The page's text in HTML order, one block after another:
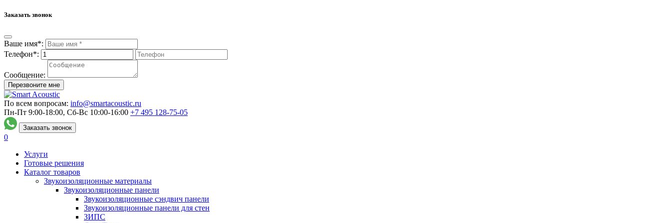
Заказать звонок
Ваше имя*:
Телефон*:
Сообщение:
Перезвоните мне
По всем вопросам: info@smartacoustic.ru
Пн-Пт 9:00-18:00, Сб-Вс 10:00-16:00 +7 495 128-75-05
Заказать звонок
0
Услуги
Готовые решения
Каталог товаров
Звукоизоляционные материалы
Звукоизоляционные панели
Звукоизоляционные сэндвич панели
Звукоизоляционные панели для стен
ЗИПС